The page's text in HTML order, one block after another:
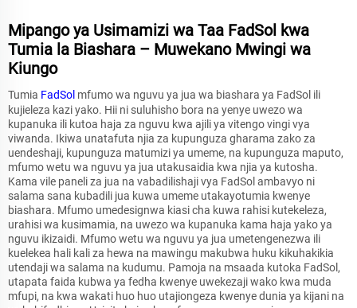
Mipango ya Usimamizi wa Taa FadSol kwa
Tumia la Biashara – Muwekano Mwingi wa
Kiungo
Tumia FadSol mfumo wa nguvu ya jua wa biashara ya FadSol ili
kujieleza kazi yako. Hii ni suluhisho bora na yenye uwezo wa
kupanuka ili kutoa haja za nguvu kwa ajili ya vitengo vingi vya
viwanda. Ikiwa unatafuta njia za kupunguza gharama zako za
uendeshaji, kupunguza matumizi ya umeme, na kupunguza maputo,
mfumo wetu wa nguvu ya jua utakusaidia kwa njia ya kutosha.
Kama vile paneli za jua na vabadilishaji vya FadSol ambavyo ni
salama sana kubadili jua kuwa umeme utakayotumia kwenye
biashara. Mfumo umedesignwa kiasi cha kuwa rahisi kutekeleza,
urahisi wa kusimamia, na uwezo wa kupanuka kama haja yako ya
nguvu ikizaidi. Mfumo wetu wa nguvu ya jua umetengenezwa ili
kuelekea hali kali za hewa na mawingu makubwa huku kikuhakikia
utendaji wa salama na kudumu. Pamoja na msaada kutoka FadSol,
utapata faida kubwa ya fedha kwenye uwekezaji wako kwa muda
mfupi, na kwa wakati huo huo utajiongeza kwenye dunia ya kijani na